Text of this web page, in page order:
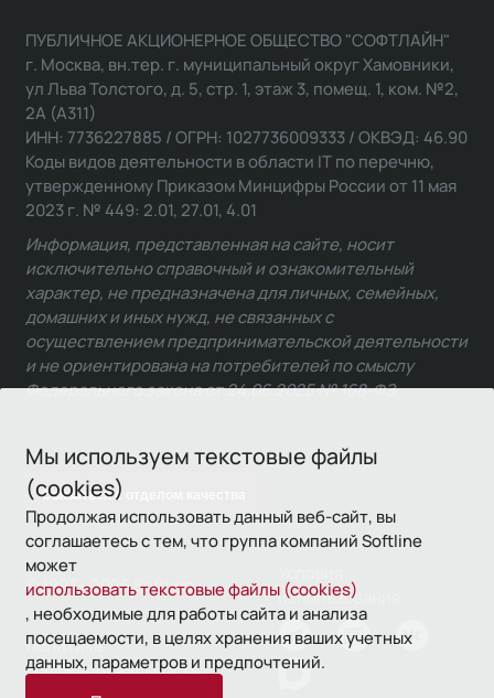
Мы используем текстовые файлы
(cookies)
Продолжая использовать данный веб-сайт, вы
соглашаетесь с тем, что группа компаний Softline
может
использовать текстовые файлы (cookies)
, необходимые для работы сайта и анализа
посещаемости, в целях хранения ваших учетных
данных, параметров и предпочтений.
Связаться с отделом качества
ПУБЛИЧНОЕ АКЦИОНЕРНОЕ ОБЩЕСТВО "СОФТЛАЙН"
г. Москва, вн.тер. г. муниципальный округ Хамовники,
ул Льва Толстого, д. 5, стр. 1, этаж 3, помещ. 1, ком. №2,
2А (А311)
ИНН: 7736227885 / ОГРН: 1027736009333 / ОКВЭД: 46.90
Коды видов деятельности в области IT по перечню,
утвержденному Приказом Минцифры России от 11 мая
2023 г. № 449: 2.01, 27.01, 4.01
Информация, представленная на сайте, носит
исключительно справочный и ознакомительный
характер, не предназначена для личных, семейных,
домашних и иных нужд, не связанных с
осуществлением предпринимательской деятельности
и не ориентирована на потребителей по смыслу
Федерального закона от 24.06.2025 № 168-ФЗ.
© 1993—2026 Softline
использования
Политика
конфиденциальности